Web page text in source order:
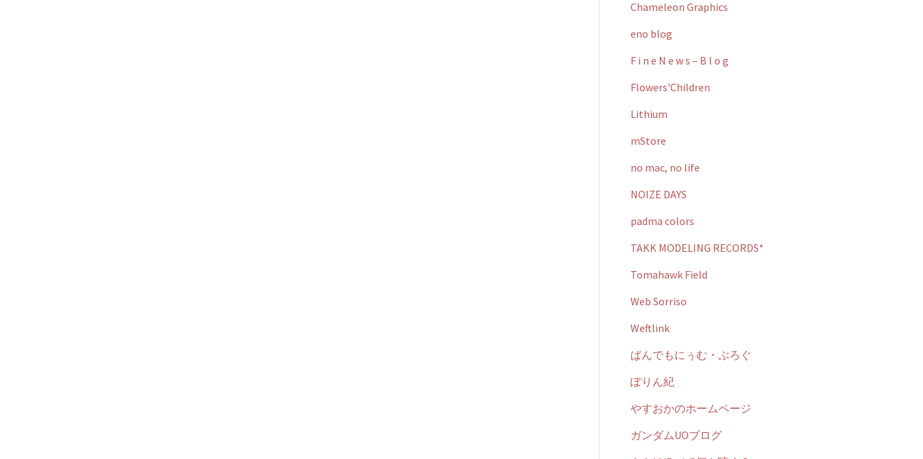
Chameleon Graphics
eno blog
F i n e N e w s – B l o g
Flowers'Children
Lithium
mStore
no mac, no life
NOIZE DAYS
padma colors
TAKK MODELING RECORDS*
Tomahawk Field
Web Sorriso
Weftlink
ぱんでもにぅむ・ぶろぐ
ぽりん紀
やすおかのホームページ
ガンダムUOブログ